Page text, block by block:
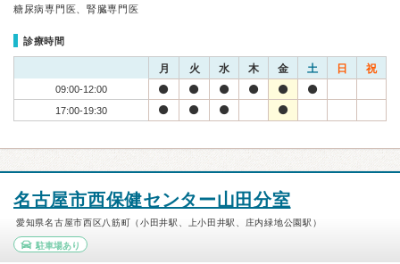
糖尿病専門医、腎臓専門医
診療時間
月 火 水 木 金 土 日 祝
09:00-12:00
17:00-19:30
名古屋市西保健センター山田分室
愛知県名古屋市西区八筋町（小田井駅、上小田井駅、庄内緑地公園駅）
駐車場あり